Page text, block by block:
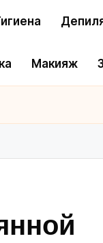
Макияж